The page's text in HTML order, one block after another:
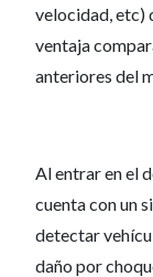
velocidad, etc)
ventaja
anteriores del
Al entrar en el
cuenta con un
detectar
daño por